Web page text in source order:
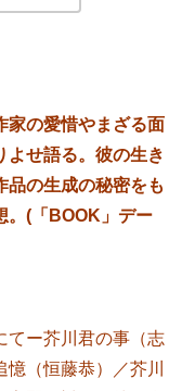
家の愛惜やまざる面
よせ語る。彼の生き
品の生成の秘密をも
。(「BOOK」デー
てー芥川君の事（志
（恒藤恭）／芥川